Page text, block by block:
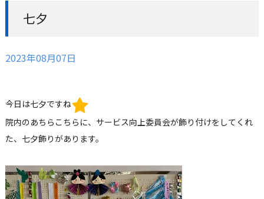
七夕
2023年08月07日
今日は七夕ですね
院内のあちらこちらに、サービス向上委員会が飾り付けをしてくれ
た、七夕飾りがあります。